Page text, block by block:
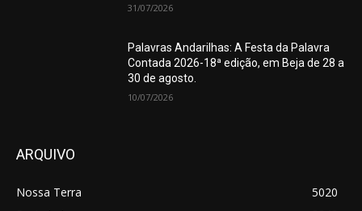
31/07/2026
Palavras Andarilhas: A Festa da Palavra
Contada 2026-18ª edição, em Beja de 28 a
30 de agosto.
10/07/2026
ARQUIVO
Nossa Terra
5020